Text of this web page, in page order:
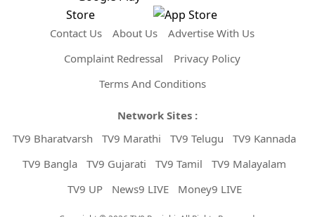
Contact Us About Us
Advertise With Us
Complaint Redressal
Privacy Policy
Terms And Conditions
Network Sites :
TV9 Bharatvarsh
TV9 Marathi TV9 Telugu
TV9 Kannada
TV9 Bangla
TV9 Gujarati TV9 Tamil
TV9 Malayalam
TV9 UP
News9 LIVE Money9 LIVE